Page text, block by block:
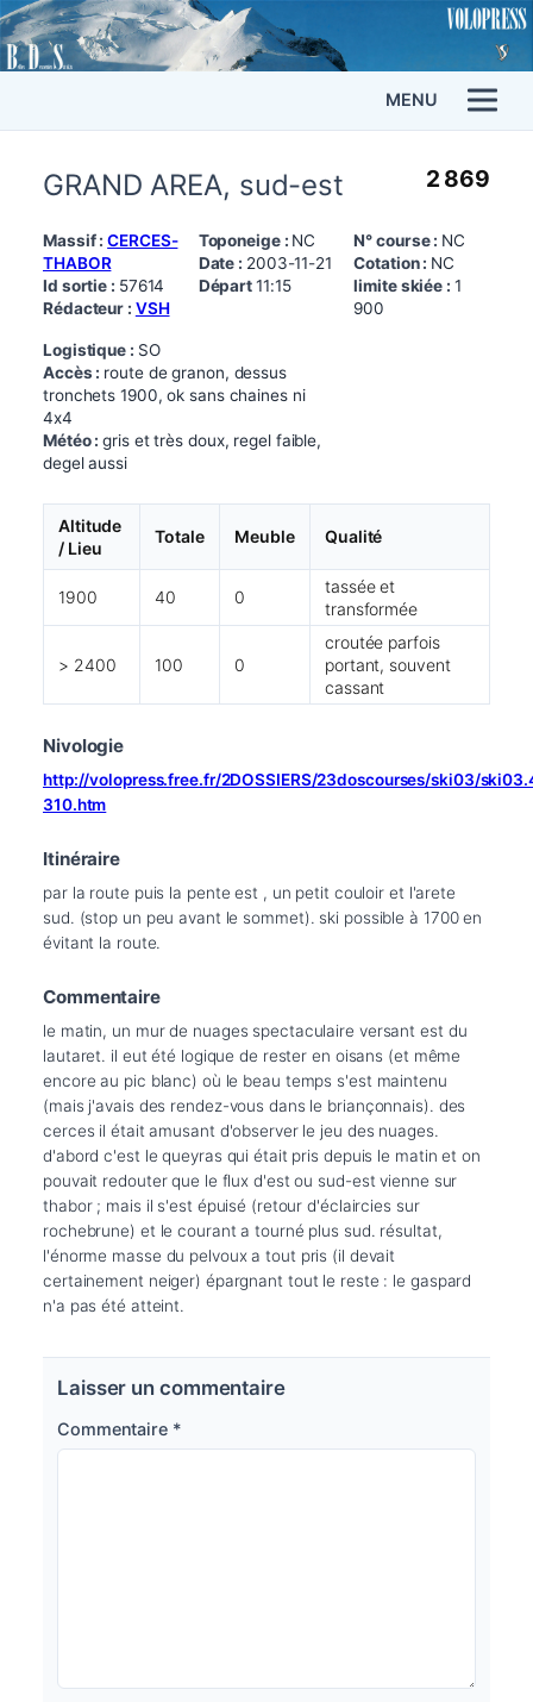
MENU
GRAND AREA, sud-est 2 869
Massif :CERCES-
THABOR
Id sortie : 57614
Rédacteur : VSH
Toponeige : NC
Date : 2003-11-21
Départ11:15
N° course : NC
Cotation : NC
limite skiée : 1
900
Logistique : SO
Accès : route de granon, dessus
tronchets 1900, ok sans chaines ni
4x4
Météo :gris et très doux, regel faible,
degel aussi
Altitude
/ Lieu
Totale Meuble Qualité
1900 40 0
tassée et
transformée
> 2400 100 0
croutée parfois
portant, souvent
cassant
Nivologie
http://volopress.free.fr/2DOSSIERS/23doscourses/ski03/
310.htm
Itinéraire
par la route puis la pente est , un petit couloir et l'arete
sud. (stop un peu avant le sommet). ski possible à 1700 en
évitant la route.
Commentaire
le matin, un mur de nuages spectaculaire versant est du
lautaret. il eut été logique de rester en oisans (et même
encore au pic blanc) où le beau temps s'est maintenu
(mais j'avais des rendez-vous dans le briançonnais). des
cerces il était amusant d'observer le jeu des nuages.
d'abord c'est le queyras qui était pris depuis le matin et on
pouvait redouter que le flux d'est ou sud-est vienne sur
thabor ; mais il s'est épuisé (retour d'éclaircies sur
rochebrune) et le courant a tourné plus sud. résultat,
l'énorme masse du pelvoux a tout pris (il devait
certainement neiger) épargnant tout le reste : le gaspard
n'a pas été atteint.
Laisser un commentaire
Commentaire *